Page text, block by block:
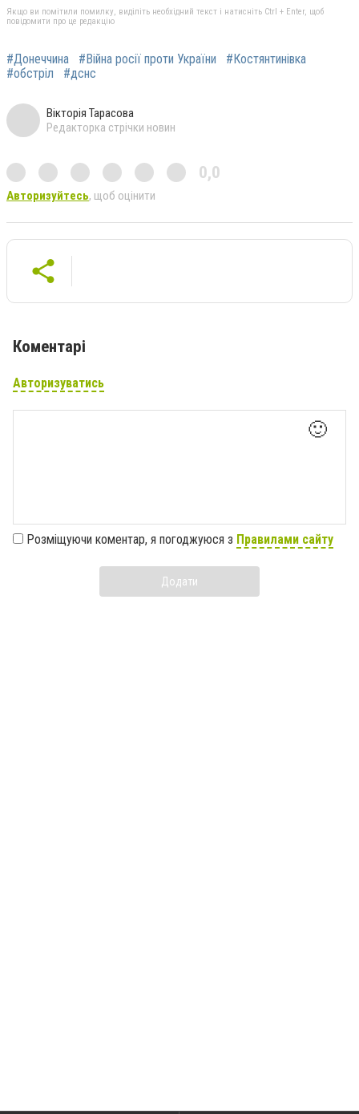
Якщо ви помітили помилку, виділіть необхідний текст і натисніть Ctrl + Enter, щоб
повідомити про це редакцію
#Донеччина #Війна росії проти України
#Костянтинівка
#обстріл
#дснс
Вікторія Тарасова
Редакторка стрічки новин
0,0
Авторизуйтесь, щоб оцінити
Коментарі
Авторизуватись
🙂
Розміщуючи коментар, я погоджуюся з Правилами сайту
Додати